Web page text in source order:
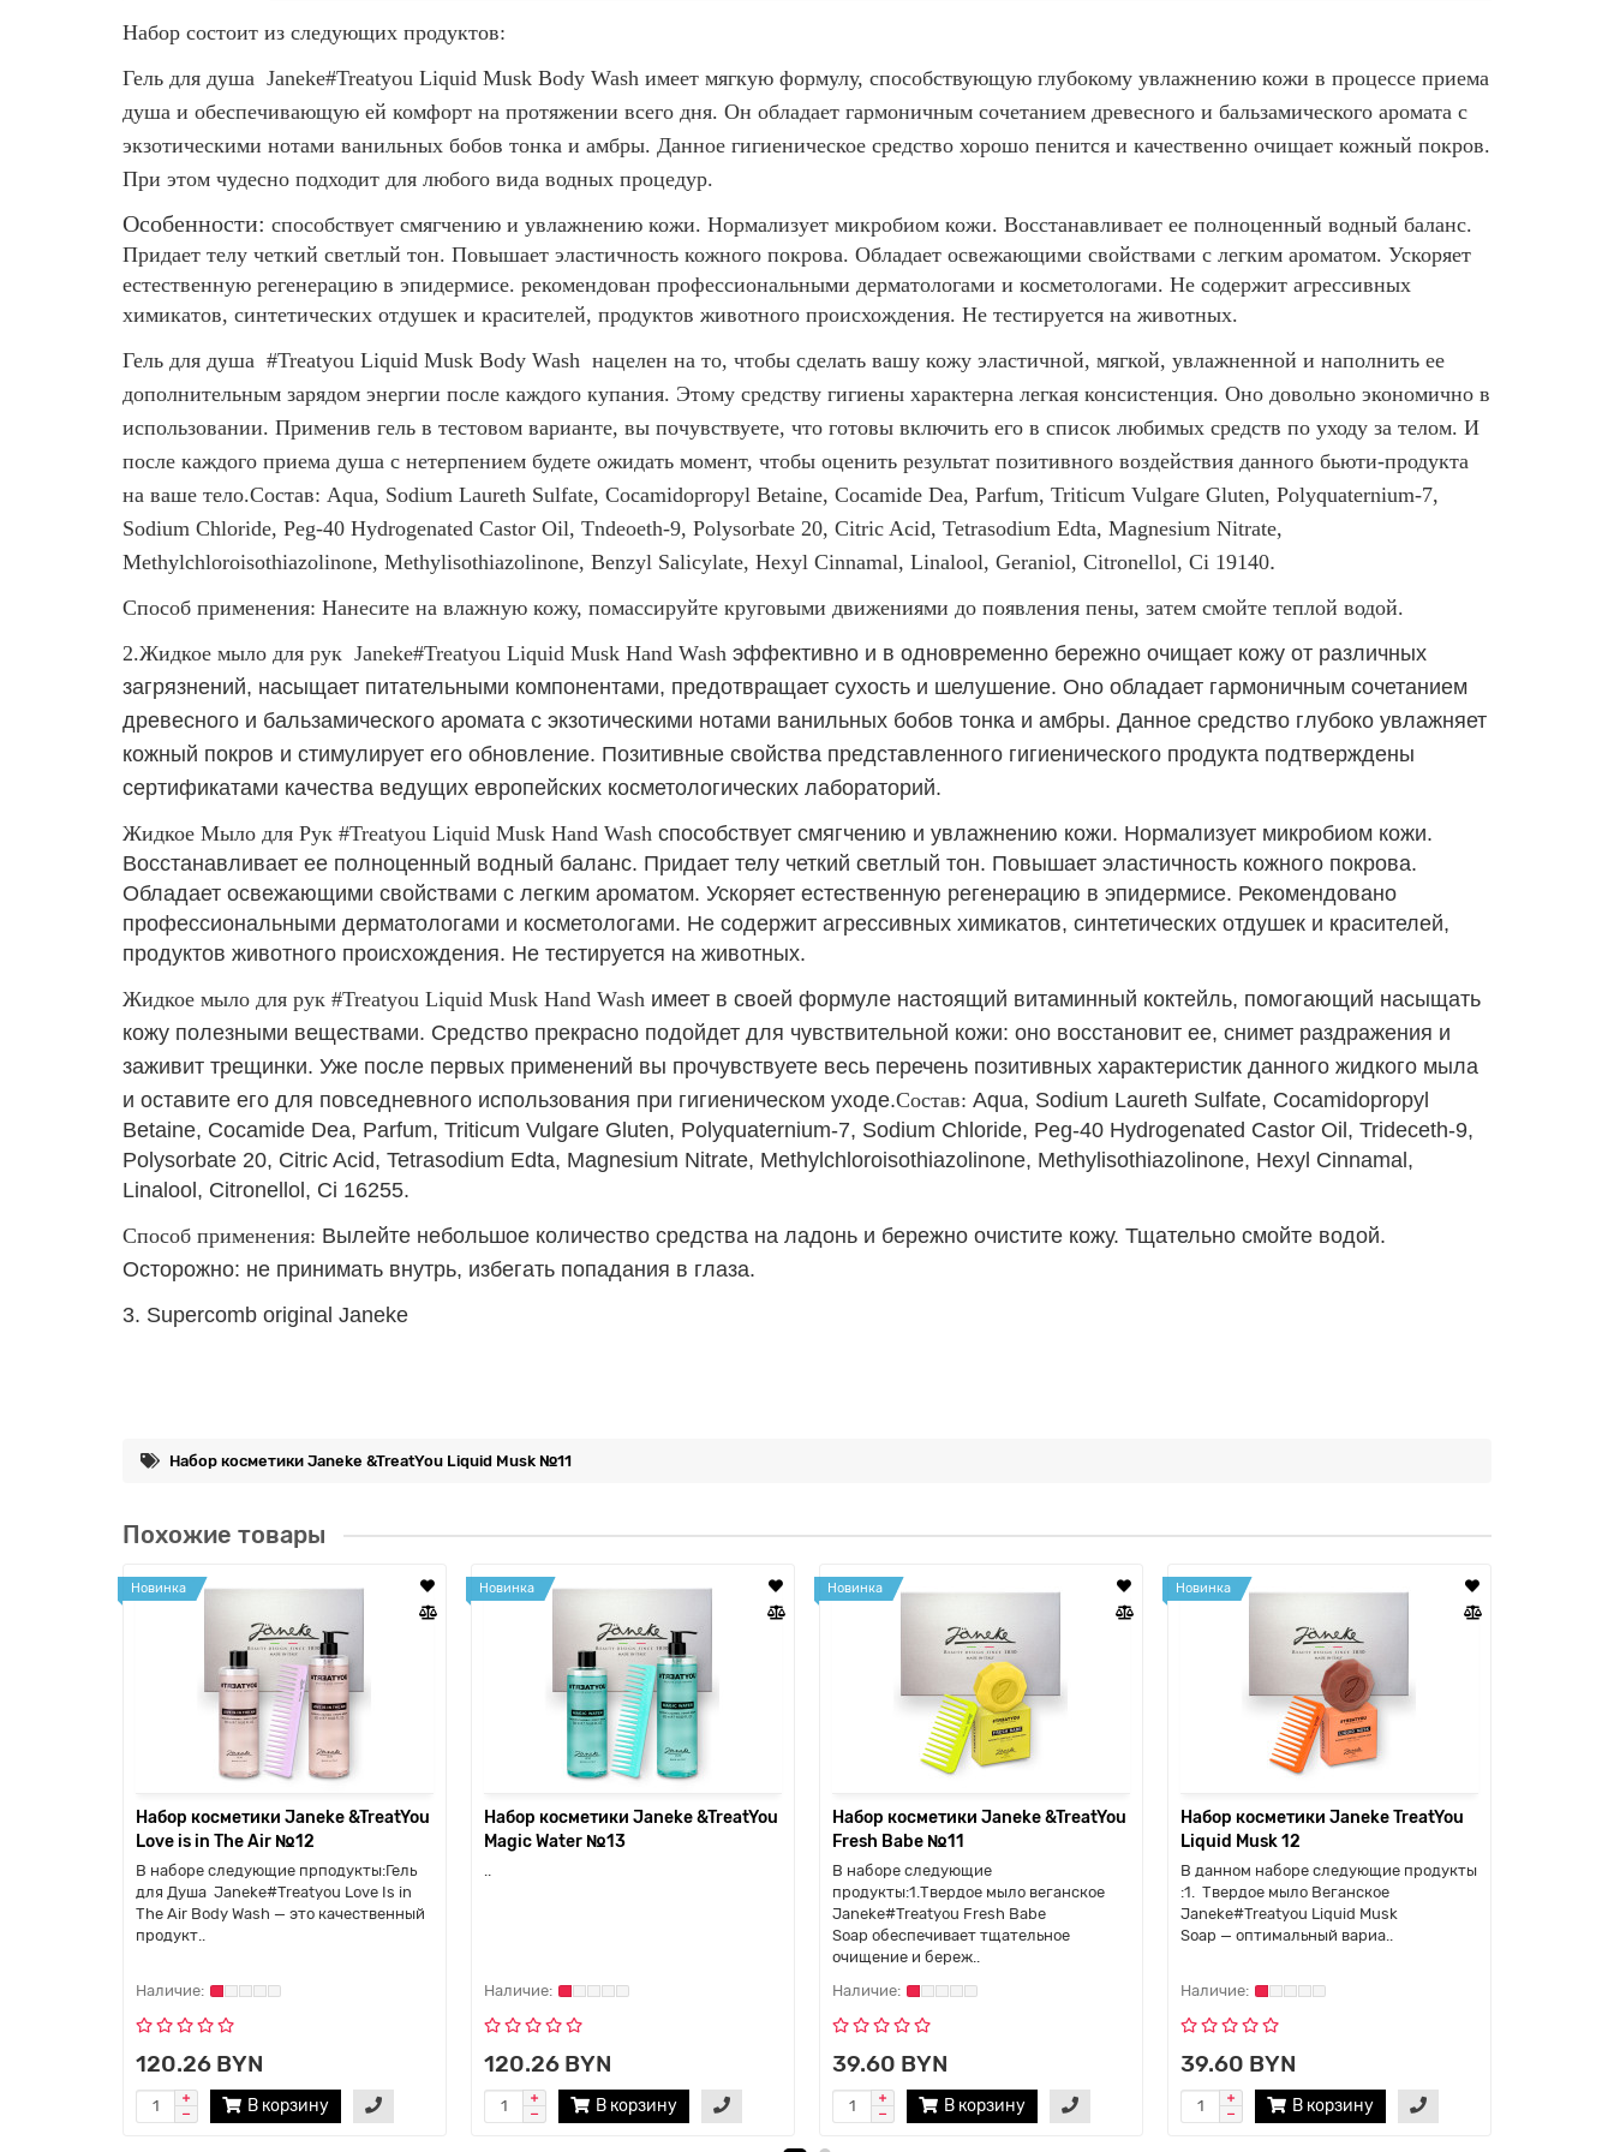
Набор состоит из следующих продуктов:
Гель для душа Janeke#Treatyou Liquid Musk Body Wash имеет мягкую формулу, способствующую глубокому увлажнению кожи в процессе приема
душа и обеспечивающую ей комфорт на протяжении всего дня. Он обладает гармоничным сочетанием древесного и бальзамического аромата с
экзотическими нотами ванильных бобов тонка и амбры. Данное гигиеническое средство хорошо пенится и качественно очищает кожный покров.
При этом чудесно подходит для любого вида водных процедур.
Особенности: способствует смягчению и увлажнению кожи. Нормализует микробиом кожи. Восстанавливает ее полноценный водный баланс.
Придает телу четкий светлый тон. Повышает эластичность кожного покрова. Обладает освежающими свойствами с легким ароматом. Ускоряет
естественную регенерацию в эпидермисе. рекомендован профессиональными дерматологами и косметологами. Не содержит агрессивных
химикатов, синтетических отдушек и красителей, продуктов животного происхождения. Не тестируется на животных.
Гель для душа #Treatyou Liquid Musk Body Wash нацелен на то, чтобы сделать вашу кожу эластичной, мягкой, увлажненной и наполнить ее
дополнительным зарядом энергии после каждого купания. Этому средству гигиены характерна легкая консистенция. Оно довольно экономично в
использовании. Применив гель в тестовом варианте, вы почувствуете, что готовы включить его в список любимых средств по уходу за телом. И
после каждого приема душа с нетерпением будете ожидать момент, чтобы оценить результат позитивного воздействия данного бьюти-продукта
на ваше тело.Состав: Aqua, Sodium Laureth Sulfate, Cocamidopropyl Betaine, Cocamide Dea, Parfum, Triticum Vulgare Gluten, Polyquaternium-7,
Sodium Chloride, Peg-40 Hydrogenated Castor Oil, Tndeoeth-9, Polysorbate 20, Citric Acid, Tetrasodium Edta, Magnesium Nitrate,
Methylchloroisothiazolinone, Methylisothiazolinone, Benzyl Salicylate, Hexyl Cinnamal, Linalool, Geraniol, Citronellol, Ci 19140.
Способ применения: Нанесите на влажную кожу, помассируйте круговыми движениями до появления пены, затем смойте теплой водой.
2.Жидкое мыло для рук Janeke#Treatyou Liquid Musk Hand Wash эффективно и в одновременно бережно очищает кожу от различных
загрязнений, насыщает питательными компонентами, предотвращает сухость и шелушение. Оно обладает гармоничным сочетанием
древесного и бальзамического аромата с экзотическими нотами ванильных бобов тонка и амбры. Данное средство глубоко увлажняет
кожный покров и стимулирует его обновление. Позитивные свойства представленного гигиенического продукта подтверждены
сертификатами качества ведущих европейских косметологических лабораторий.
Жидкое Мыло для Рук #Treatyou Liquid Musk Hand Wash способствует смягчению и увлажнению кожи. Нормализует микробиом кожи.
Восстанавливает ее полноценный водный баланс. Придает телу четкий светлый тон. Повышает эластичность кожного покрова.
Обладает освежающими свойствами с легким ароматом. Ускоряет естественную регенерацию в эпидермисе. Рекомендовано
профессиональными дерматологами и косметологами. Не содержит агрессивных химикатов, синтетических отдушек и красителей,
продуктов животного происхождения. Не тестируется на животных.
Жидкое мыло для рук #Treatyou Liquid Musk Hand Wash имеет в своей формуле настоящий витаминный коктейль, помогающий насыщать
кожу полезными веществами. Средство прекрасно подойдет для чувствительной кожи: оно восстановит ее, снимет раздражения и
заживит трещинки. Уже после первых применений вы прочувствуете весь перечень позитивных характеристик данного жидкого мыла
и оставите его для повседневного использования при гигиеническом уходе.Состав: Aqua, Sodium Laureth Sulfate, Cocamidopropyl
Betaine, Cocamide Dea, Parfum, Triticum Vulgare Gluten, Polyquaternium-7, Sodium Chloride, Peg-40 Hydrogenated Castor Oil, Trideceth-9,
Polysorbate 20, Citric Acid, Tetrasodium Edta, Magnesium Nitrate, Methylchloroisothiazolinone, Methylisothiazolinone, Hexyl Cinnamal,
Linalool, Citronellol, Ci 16255.
Способ применения: Вылейте небольшое количество средства на ладонь и бережно очистите кожу. Тщательно смойте водой.
Осторожно: не принимать внутрь, избегать попадания в глаза.
3. Supercomb original Janeke
Набор косметики Janeke &TreatYou Liquid Musk №11
Похожие товары
Новинка
Набор косметики Janeke &TreatYou
Love is in The Air №12
В наборе следующие прподукты:Гель
для Душа Janeke#Treatyou Love Is in
The Air Body Wash — это качественный
продукт..
120.26 BYN
В корзину
Новинка
Набор косметики Janeke &TreatYou
Magic Water №13
120.26 BYN
В корзину
Новинка
Набор косметики Janeke &TreatYou
Fresh Babe №11
В наборе следующие
продукты:1.Твердое мыло веганское
Janeke#Treatyou Fresh Babe
Soap обеспечивает тщательное
очищение и береж..
39.60 BYN
В корзину
Новинка
Набор косметики Janeke TreatYou
Liquid Musk 12
В данном наборе следующие продукты
:1. Твердое мыло Веганское
Janeke#Treatyou Liquid Musk
Soap — оптимальный вариа..
39.60 BYN
В корзину